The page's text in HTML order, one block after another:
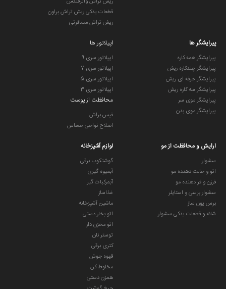
قطعات یدکی ریش تراش براون
ریش تراش مسافرتی
پیرایشگر ها
پیرایشگر همه کاره
پیرایشگر چندکاره ریش
پیرایشگر حرفه ای ریش
پیرایشگر سه کاره ریش
پیرایشگر موی سر
پیرایشگر موی بدن
اپیلاتور ها
اپیلاتور سری 9
اپیلاتور سری 7
اپیلاتور سری 5
اپیلاتور سری 3
محافظت از پوست
فیس براش
اصلاح نواحی حساس
ارایش و محافظت از مو
سشوار
اتو و حالت دهنده مو
فرزن و فر دهنده مو
سشوار برسی و استایلر
برس یون ساز
شانه و قطعات یدکی سشوار
لوازم آشپزخانه
گوشتکوب برقی
آبمیوه گیری
آبمرکبات گیر
غذاساز
ماشین آشپزخانه
اتو بخار دستی
اتو مخزن دار
توستر نان
کتری برقی
قهوه جوش
مخلوط کن
همزن دستی